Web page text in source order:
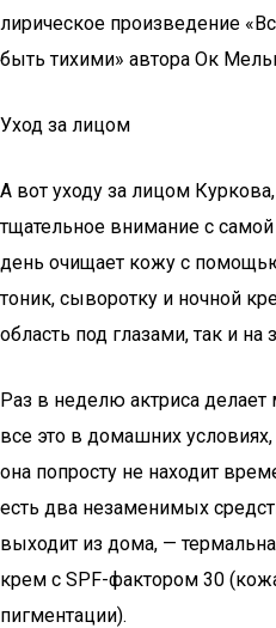
лирическое произведение
быть тихими» автора Ок
Уход за лицом
А вот уходу за лицом
тщательное внимание с
день очищает кожу с
тоник, сыворотку и ночной
область под глазами, так и на
Раз в неделю актриса
все это в домашних
она попросту не находит
есть два незаменимых
выходит из дома, —
крем с SPF-фактором 30
пигментации).